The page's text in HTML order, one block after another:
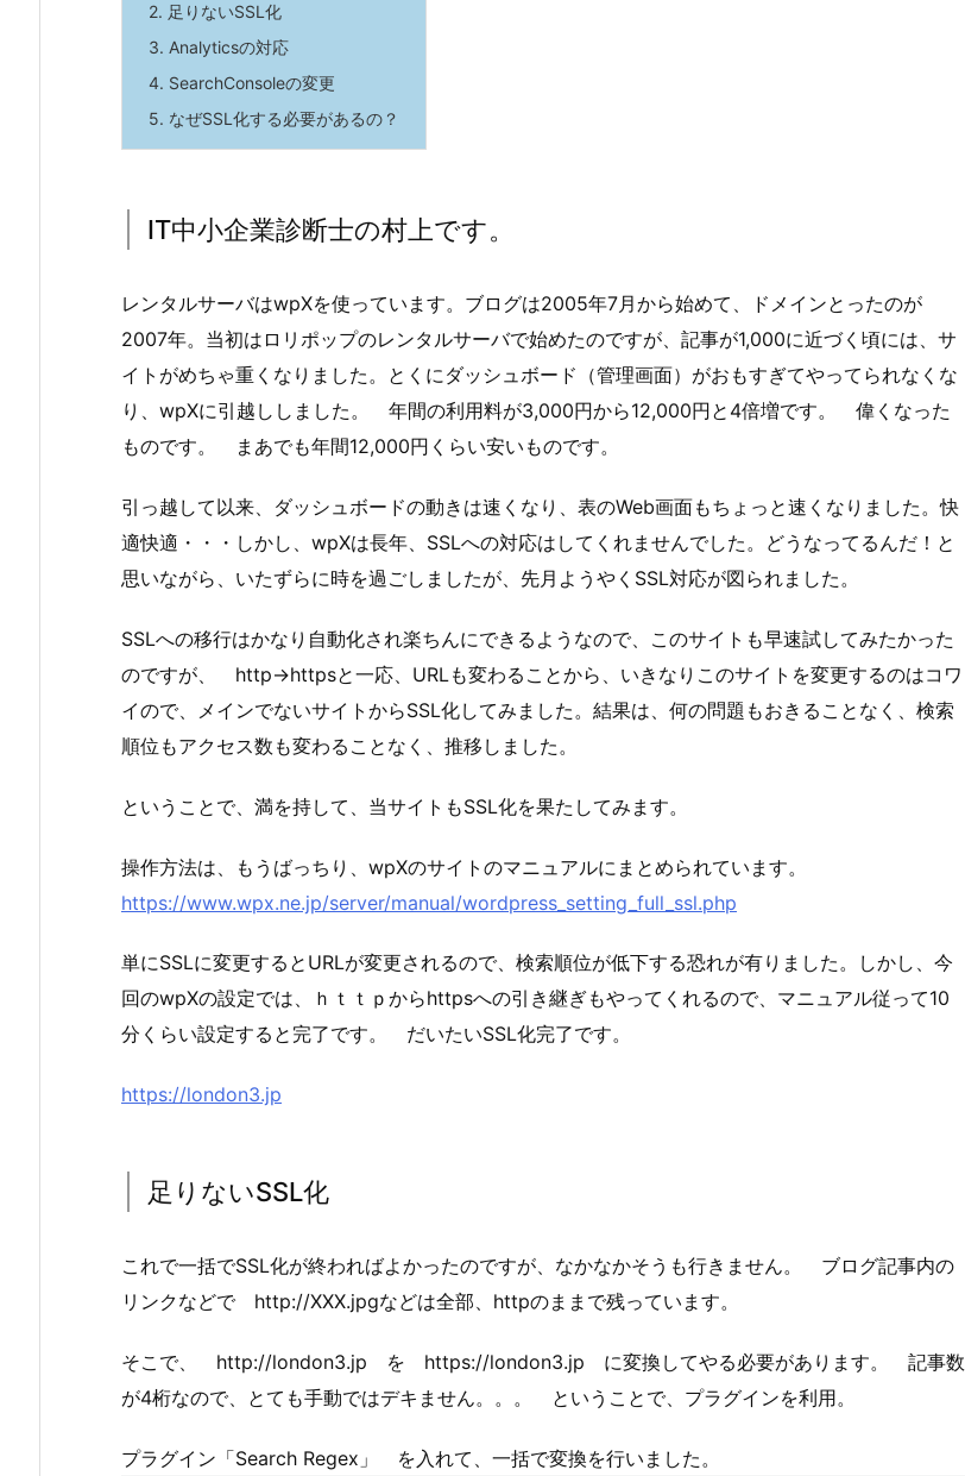
2. 足りないSSL化
3. Analyticsの対応
4. SearchConsoleの変更
5. なぜSSL化する必要があるの？
IT中小企業診断士の村上です。
レンタルサーバはwpXを使っています。ブログは2005年7月から始めて、ドメインとったのが
2007年。当初はロリポップのレンタルサーバで始めたのですが、記事が1,000に近づく頃には、サ
イトがめちゃ重くなりました。とくにダッシュボード（管理画面）がおもすぎてやってられなくな
り、wpXに引越ししました。 年間の利用料が3,000円から12,000円と4倍増です。 偉くなった
ものです。 まあでも年間12,000円くらい安いものです。
引っ越して以来、ダッシュボードの動きは速くなり、表のWeb画面もちょっと速くなりました。快
適快適・・・しかし、wpXは長年、SSLへの対応はしてくれませんでした。どうなってるんだ！と
思いながら、いたずらに時を過ごしましたが、先月ようやくSSL対応が図られました。
SSLへの移行はかなり自動化され楽ちんにできるようなので、このサイトも早速試してみたかった
のですが、 http→httpsと一応、URLも変わることから、いきなりこのサイトを変更するのはコワ
イので、メインでないサイトからSSL化してみました。結果は、何の問題もおきることなく、検索
順位もアクセス数も変わることなく、推移しました。
ということで、満を持して、当サイトもSSL化を果たしてみます。
操作方法は、もうばっちり、wpXのサイトのマニュアルにまとめられています。
https://www.wpx.ne.jp/server/manual/wordpress_setting_full_ssl.php
単にSSLに変更するとURLが変更されるので、検索順位が低下する恐れが有りました。しかし、今
回のwpXの設定では、ｈｔｔｐからhttpsへの引き継ぎもやってくれるので、マニュアル従って10
分くらい設定すると完了です。 だいたいSSL化完了です。
https://london3.jp
足りないSSL化
これで一括でSSL化が終わればよかったのですが、なかなかそうも行きません。 ブログ記事内の
リンクなどで http://XXX.jpgなどは全部、httpのままで残っています。
そこで、 http://london3.jp を https://london3.jp に変換してやる必要があります。 記事数
が4桁なので、とても手動ではデキません。。。 ということで、プラグインを利用。
プラグイン「Search Regex」 を入れて、一括で変換を行いました。